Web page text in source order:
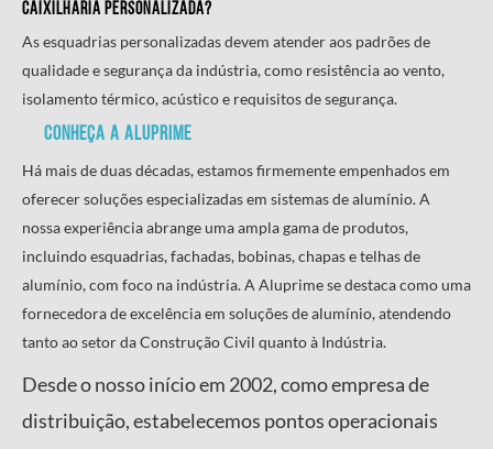
caixilharia personalizada?
As esquadrias personalizadas devem atender aos padrões de
qualidade e segurança da indústria, como resistência ao vento,
isolamento térmico, acústico e requisitos de segurança.
CONHEÇA A ALUPRIME
Há mais de duas décadas, estamos firmemente empenhados em
oferecer soluções especializadas em sistemas de alumínio. A
nossa experiência abrange uma ampla gama de produtos,
incluindo esquadrias, fachadas, bobinas, chapas e telhas de
alumínio, com foco na indústria. A Aluprime se destaca como uma
fornecedora de excelência em soluções de alumínio, atendendo
tanto ao setor da Construção Civil quanto à Indústria.
Desde o nosso início em 2002, como empresa de
distribuição, estabelecemos pontos operacionais